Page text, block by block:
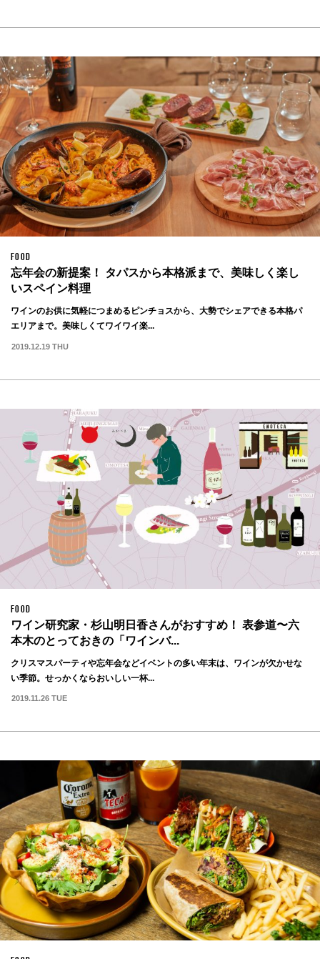
FOOD
忘年会の新提案！ タパスから本格派まで、美味しく楽し
いスペイン料理
ワインのお供に気軽につまめるピンチョスから、大勢でシェアできる本格パ
エリアまで。美味しくてワイワイ楽...
2019.12.19 THU
FOOD
ワイン研究家・杉山明日香さんがおすすめ！ 表参道〜六
本木のとっておきの「ワインバ...
クリスマスパーティや忘年会などイベントの多い年末は、ワインが欠かせな
い季節。せっかくならおいしい一杯...
2019.11.26 TUE